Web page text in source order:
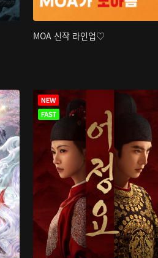
MOA 신작 라인업♡